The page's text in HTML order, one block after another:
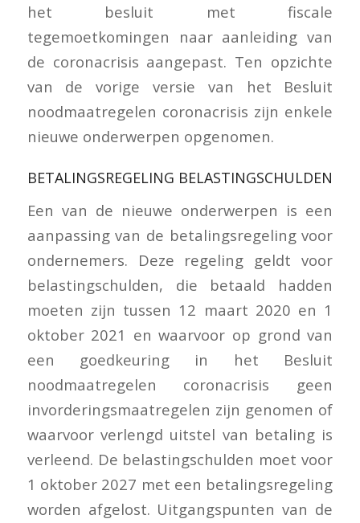
het besluit met fiscale
tegemoetkomingen naar aanleiding van
de coronacrisis aangepast. Ten opzichte
van de vorige versie van het Besluit
noodmaatregelen coronacrisis zijn enkele
nieuwe onderwerpen opgenomen.
BETALINGSREGELING BELASTINGSCHULDEN
Een van de nieuwe onderwerpen is een
aanpassing van de betalingsregeling voor
ondernemers. Deze regeling geldt voor
belastingschulden, die betaald hadden
moeten zijn tussen 12 maart 2020 en 1
oktober 2021 en waarvoor op grond van
een goedkeuring in het Besluit
noodmaatregelen coronacrisis geen
invorderingsmaatregelen zijn genomen of
waarvoor verlengd uitstel van betaling is
verleend. De belastingschulden moet voor
1 oktober 2027 met een betalingsregeling
worden afgelost. Uitgangspunten van de